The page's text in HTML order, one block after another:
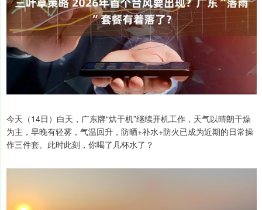
今天（14日）白天，广东牌“烘干机”继续开机工作，天气以晴朗干燥
为主，早晚有轻雾，气温回升，防晒+补水+防火已成为近期的日常操
作三件套。此时此刻，你喝了几杯水了？